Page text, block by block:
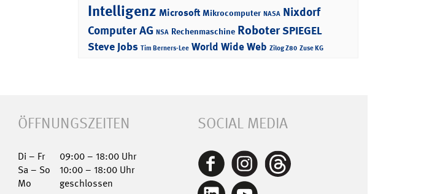
Intelligenz Microsoft Mikrocomputer NASA Nixdorf
Computer AG NSA Rechenmaschine RoboterSPIEGEL
Steve Jobs Tim Berners-Lee World Wide Web Zilog Z80 Zuse KG
ÖFFNUNGSZEITEN
Di – Fr
09:00 – 18:00 Uhr
Sa – So
10:00 – 18:00 Uhr
Mo
geschlossen
SOCIAL MEDIA